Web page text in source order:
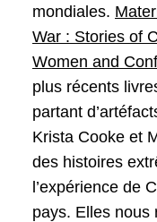
mondiales.
War : Stories of
Women and
plus récents
partant
Krista Cooke et
des histoires
l’expérience de
pays. Elles nous